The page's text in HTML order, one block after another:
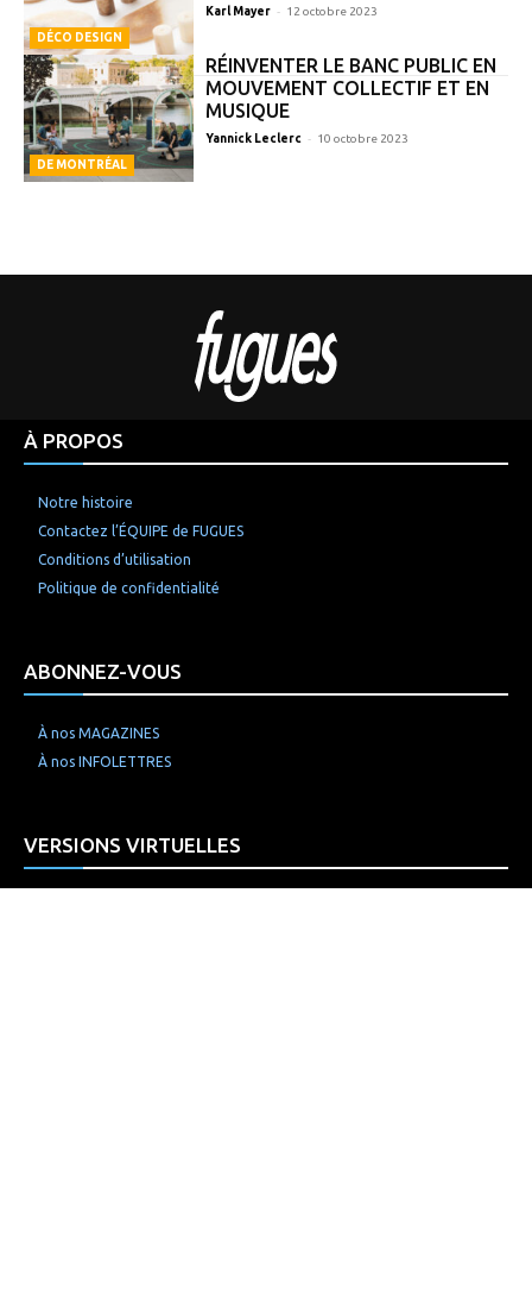
DÉCO DESIGN
Karl Mayer - 12 octobre 2023
DE MONTRÉAL
RÉINVENTER LE BANC PUBLIC EN
MOUVEMENT COLLECTIF ET EN
MUSIQUE
Yannick Leclerc - 10 octobre 2023
À PROPOS
Notre histoire
Contactez l’ÉQUIPE de FUGUES
Conditions d’utilisation
Politique de confidentialité
ABONNEZ-VOUS
À nos MAGAZINES
À nos INFOLETTRES
VERSIONS VIRTUELLES